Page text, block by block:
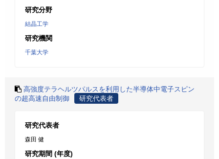
研究分野
結晶工学
研究機関
千葉大学
高強度テラヘルツパルスを利用した半導体中電子スピン
の超高速自由制御
研究代表者
研究代表者
森田 健
研究期間 (年度)